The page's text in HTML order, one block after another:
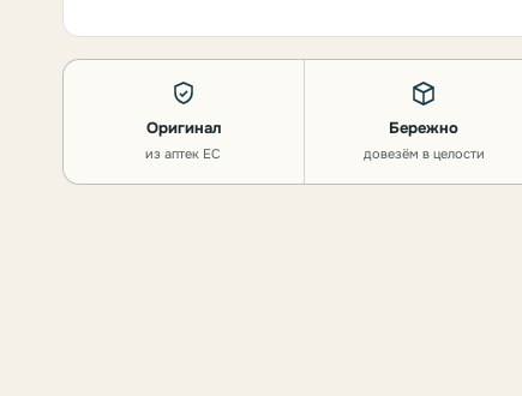
Оригинал
из аптек ЕС
Бережно
довезём в целости